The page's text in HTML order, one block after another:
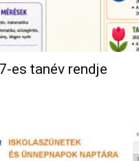
es tanév rendje